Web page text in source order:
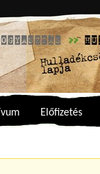
Előfizetés